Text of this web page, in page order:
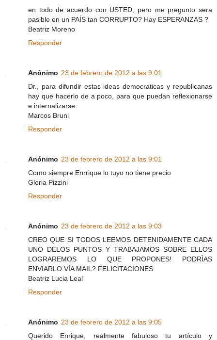
en todo de acuerdo con USTED, pero me pregunto sera
pasible en un PAÍS tan CORRUPTO? Hay ESPERANZAS ?
Beatriz Moreno
Responder
Anónimo 23 de febrero de 2012 a las 9:01
Dr., para difundir estas ideas democraticas y republicanas
hay que hacerlo de a poco, para que puedan reflexionarse
e internalizarse.
Marcos Bruni
Responder
Anónimo 23 de febrero de 2012 a las 9:01
Como siempre Enrrique lo tuyo no tiene precio
Gloria Pizzini
Responder
Anónimo 23 de febrero de 2012 a las 9:03
CREO QUE SI TODOS LEEMOS DETENIDAMENTE CADA
UNO DELOS PUNTOS Y TRABAJAMOS SOBRE ELLOS
LOGRAREMOS LO QUE PROPONES! PODRÌAS
ENVIARLO VÌA MAIL? FELICITACIONES
Beatriz Lucia Leal
Responder
Anónimo 23 de febrero de 2012 a las 9:05
Querido Enrique, realmente fabuloso tu artículo y